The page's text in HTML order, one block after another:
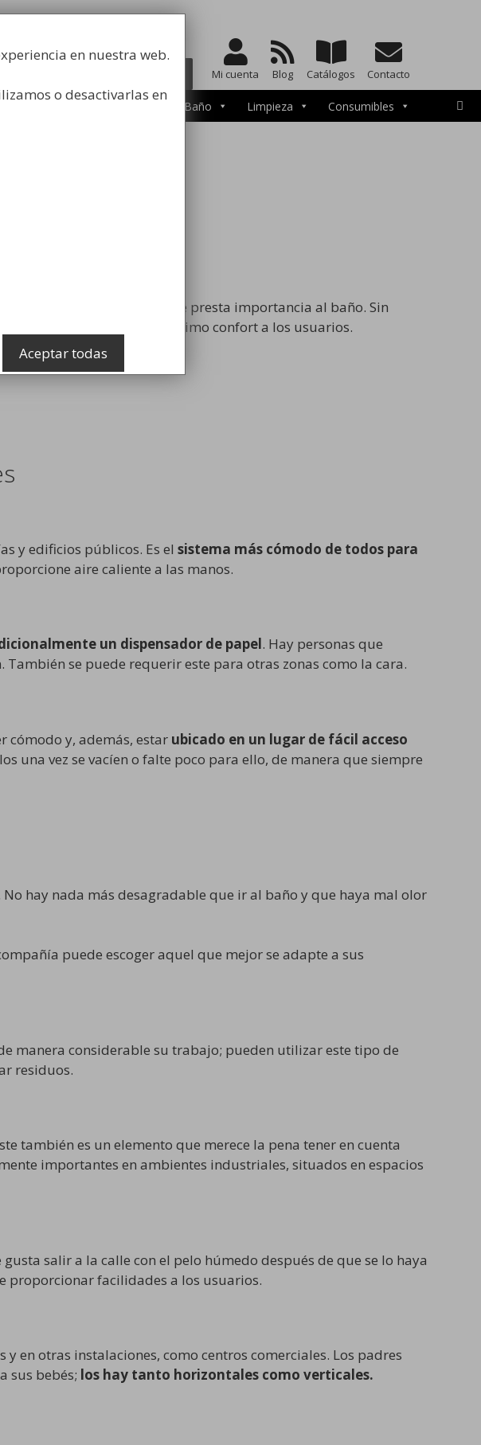
Mi cuenta Blog Catálogos Contacto
Accesorios de Baño Limpieza Consumibles
lavabos
en ocasiones apenas se le presta importancia al baño. Sin
para garantizar el máximo confort a los usuarios.
a continuación.
y edificios públicos. Es el sistema más cómodo de todos para
aire caliente a las manos.
un dispensador de papel. Hay personas que
se puede requerir este para otras zonas como la cara.
cómodo y, además, estar ubicado en un lugar de fácil acceso
una vez se vacíen o falte poco para ello, de manera que siempre
hay nada más desagradable que ir al baño y que haya mal olor
puede escoger aquel que mejor se adapte a sus
manera considerable su trabajo; pueden utilizar este tipo de
residuos.
también es un elemento que merece la pena tener en cuenta
importantes en ambientes industriales, situados en espacios
gusta salir a la calle con el pelo húmedo después de que se lo haya
proporcionar facilidades a los usuarios.
en otras instalaciones, como centros comerciales. Los padres
sus bebés; los hay tanto horizontales como verticales.
en nuestra web.
o desactivarlas en
Aceptar todas